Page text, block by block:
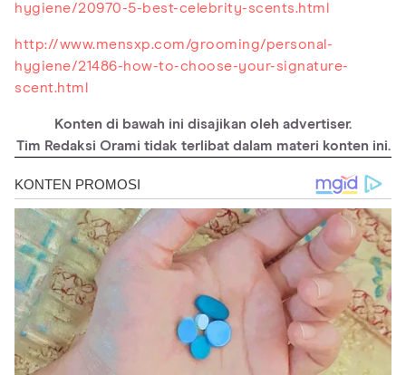
hygiene/20970-5-best-celebrity-scents.html
http://www.mensxp.com/grooming/personal-
hygiene/21486-how-to-choose-your-signature-
scent.html
Konten di bawah ini disajikan oleh advertiser.
Tim Redaksi Orami tidak terlibat dalam materi konten ini.